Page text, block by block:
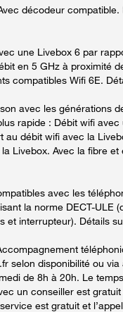
décodeur compatible.
une Livebox 6 par
en 5 GHz à proximité
compatibles Wifi 6E.
avec les générations
rapide : Débit wifi avec
au débit wifi avec la
Livebox. Avec la fibre et
avec les
la norme DECT-ULE
et interrupteur). Détails
selon disponibilité ou
de 8h à 20h. Le
un conseiller est
est gratuit et